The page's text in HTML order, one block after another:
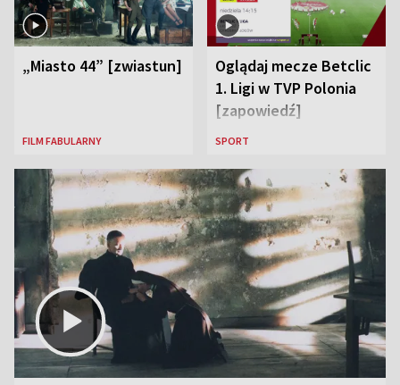
„Miasto 44” [zwiastun]
FILM FABULARNY
Oglądaj mecze Betclic
1. Ligi w TVP Polonia
[zapowiedź]
SPORT